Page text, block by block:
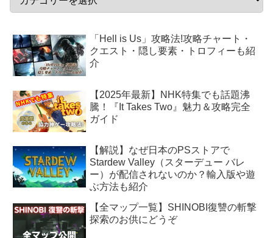
「Hell is Us」攻略法!攻略チャート・
クエスト・隠し要素・トロフィーも紹
介
【2025年最新】NHK特集でも話題沸
騰！『It Takes Two』魅力＆攻略完全
ガイド
【解説】なぜ日本のPSストアで
Stardew Valley（スターデュー バレ
ー）が配信されないのか？輸入版や遊
ぶ方法も紹介
【全マップ一覧】SHINOBI復讐の斬撃
探索のお供にどうぞ